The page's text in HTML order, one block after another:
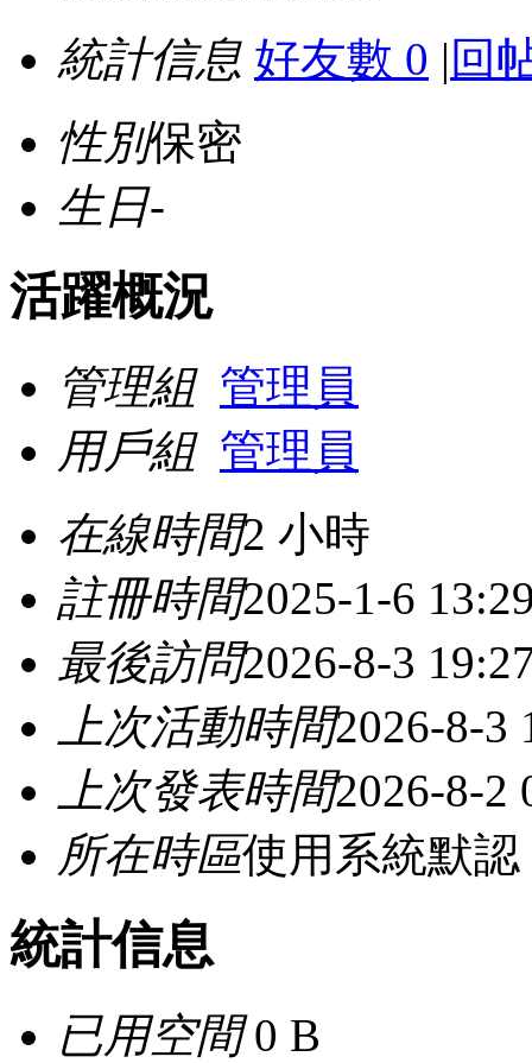
統計信息 好友數 0 | 回
性別保密
生日-
活躍概況
管理組 管理員
用戶組 管理員
在線時間2 小時
註冊時間2025-1-6
最後訪問2026-8-3
上次活動時間2026-8-3
上次發表時間2026-8-2
所在時區使用系統默認
統計信息
已用空間0 B